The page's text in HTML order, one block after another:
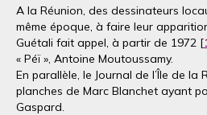
A la Réunion, des dessinateurs
même époque, à faire leur
Guétali fait appel, à partir de 1972 [
« Péï », Antoine Moutoussamy.
En parallèle, le Journal de l’Île de la
planches de Marc Blanchet ayant
Gaspard.